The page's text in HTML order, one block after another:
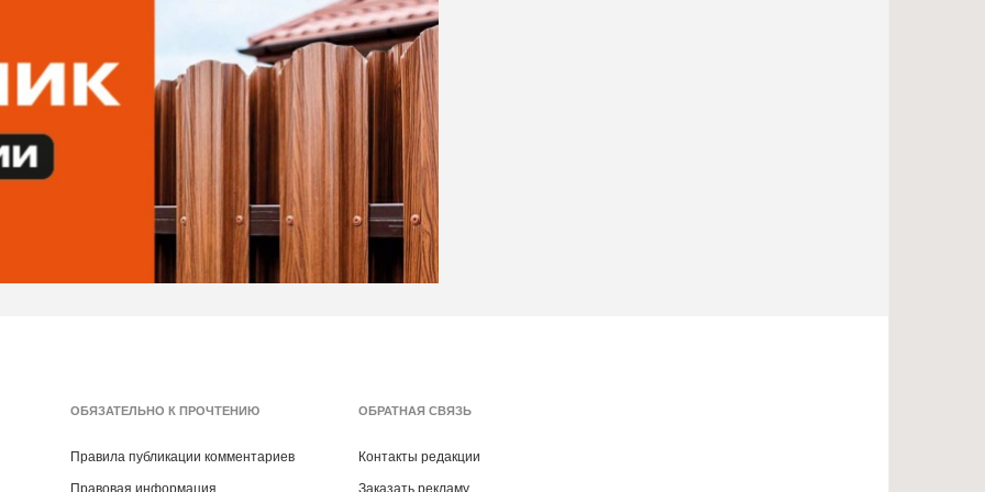
ОБЯЗАТЕЛЬНО К ПРОЧТЕНИЮ
Правила публикации комментариев
ОБРАТНАЯ СВЯЗЬ
Контакты редакции